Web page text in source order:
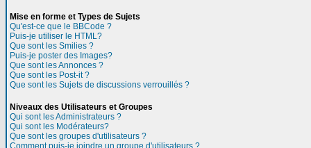
Mise en forme et Types de Sujets
Qu'est-ce que le BBCode ?
Puis-je utiliser le HTML?
Que sont les Smilies ?
Puis-je poster des Images?
Que sont les Annonces ?
Que sont les Post-it ?
Que sont les Sujets de discussions verrouillés ?
Niveaux des Utilisateurs et Groupes
Qui sont les Administrateurs ?
Qui sont les Modérateurs?
Que sont les groupes d'utilisateurs ?
Comment puis-je joindre un groupe d'utilisateurs ?